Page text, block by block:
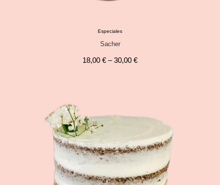
Especiales
Sacher
18,00 € –30,00 €